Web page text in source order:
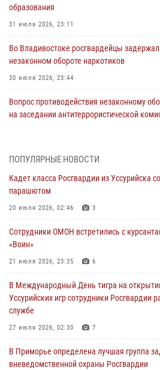
образования
31 июля 2026, 23:11
Во Владивостоке росгвардейцы
незаконном обороте наркотиков
30 июля 2026, 23:44
Вопрос противодействия незаконному
на заседании антитеррористической
Во Владивостоке во дворе жилого дома
29 июля 2026, 01:17
В День Крещения Руси в Князь-
ходом
посвященном Дню Крещения Руси
28 июля 2026, 05:39 3
В Международный День тигра на
службе
ПОПУЛЯРНЫЕ НОВОСТИ
Кадет класса Росгвардии из Уссурийска
парашютом
20 июля 2026, 02:46 3
Сотрудники ОМОН встретились с
«Воин»
21 июля 2026, 23:35 6
В Международный День тигра на
Уссурийских игр сотрудники Росгвардии
службе
27 июля 2026, 02:30 7
В Приморье определена лучшая группа
вневедомственной охраны Росгвардии